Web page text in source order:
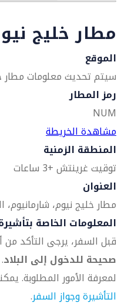
مطار خليج
الموقع
سيتم تحديث معلومات مطار
رمز المطار
NUM
مشاهدة الخريطة
المنطقة الزمنية
توقيت غرينتش +3 ساعات
العنوان
مطار خليج نيوم، شارمانيوم،
المعلومات الخاصة
قبل السفر، يرجى التأكد
صحيحة للدخول إلى البلاد
لمعرفة الأمور المطلوبة.
التأشيرة وجواز السفر.